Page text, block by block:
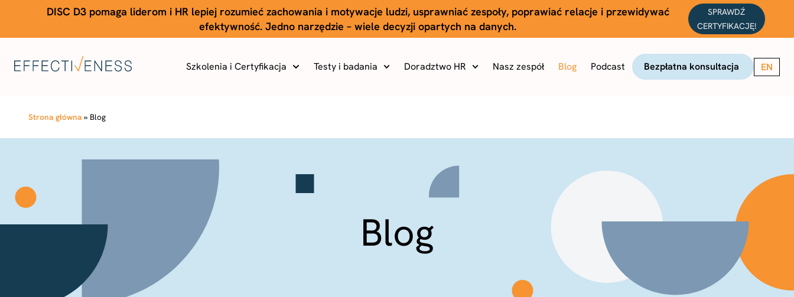
DISC D3 pomaga liderom i HR lepiej rozumieć zachowania i motywacje ludzi, usprawniać zespoły, poprawiać relacje i przewidywać
efektywność. Jedno narzędzie – wiele decyzji opartych na danych.
SPRAWDŹ
CERTYFIKACJĘ!
Szkolenia i Certyfikacja Testy i badania Doradztwo HR Nasz zespół Blog Podcast Bezpłatna konsultacja EN
Strona główna » Blog
Blog